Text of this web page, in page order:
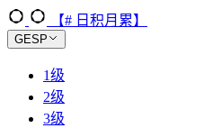
【# 日积月累】
GESP
1级
2级
3级